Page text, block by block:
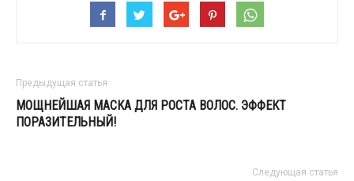
Предыдущая статья
МОЩНЕЙШАЯ МАСКА ДЛЯ РОСТА ВОЛОС. ЭФФЕКТ
ПОРАЗИТЕЛЬНЫЙ!
Следующая статья